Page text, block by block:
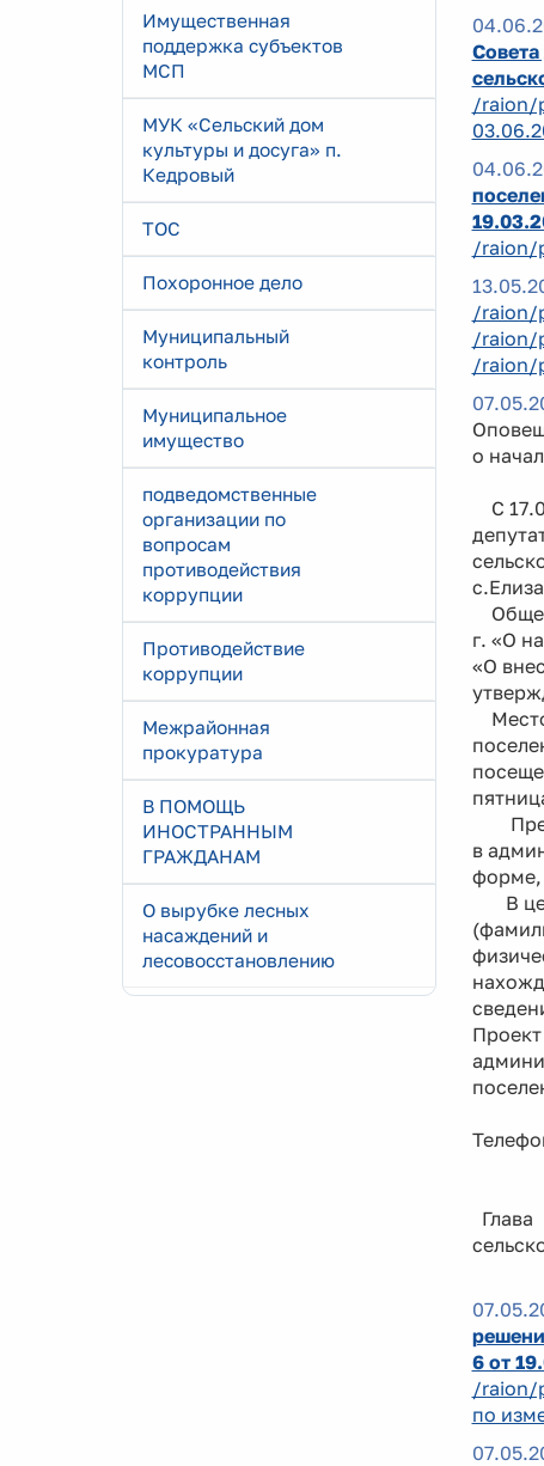
Имущественная
поддержка субъектов
МСП
МУК «Сельский дом
культуры и досуга» п.
Кедровый
ТОС
Похоронное дело
Муниципальный
контроль
Муниципальное
имущество
подведомственные
организации по
вопросам
противодействия
коррупции
Противодействие
коррупции
Межрайонная
прокуратура
В ПОМОЩЬ
ИНОСТРАННЫМ
ГРАЖДАНАМ
О вырубке лесных
насаждений и
лесовосстановлению
/raion/
/raion/
/raion/
/raion/
/raion/
о
С
г. «О
«О
в
форме,
В
Глава
6 от
/raion/
по